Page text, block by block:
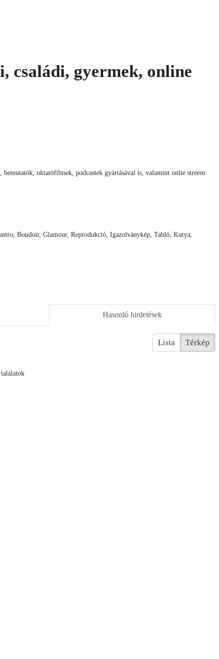
családi, gyermek, online
oktatófilmek, podcastek gyártásával is, valamint onlie streem
Boudoir, Glamour, Reprodukció, Igazolványkép, Tabló, Kutya,
Hasonló hirdetések
Lista Térkép